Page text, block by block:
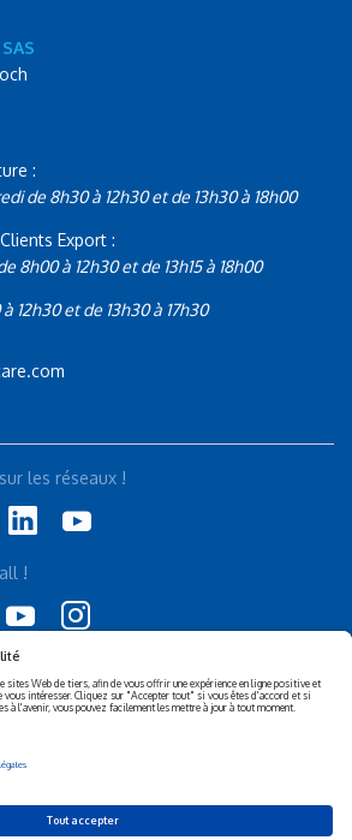
:
de 8h30 à 12h30 et de 13h30 à 18h00
Export :
8h00 à 12h30 et de 13h15 à 18h00
12h30 et de 13h30 à 17h30
Politique de confidentialité
de
les réseaux !
!